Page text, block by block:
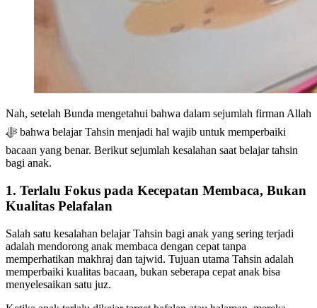
Nah, setelah Bunda mengetahui bahwa dalam sejumlah firman Allah
ﷻ bahwa belajar Tahsin menjadi hal wajib untuk memperbaiki
bacaan yang benar. Berikut sejumlah kesalahan saat belajar tahsin
bagi anak.
1. Terlalu Fokus pada Kecepatan Membaca, Bukan
Kualitas Pelafalan
Salah satu kesalahan belajar Tahsin bagi anak yang sering terjadi
adalah mendorong anak membaca dengan cepat tanpa
memperhatikan makhraj dan tajwid. Tujuan utama Tahsin adalah
memperbaiki kualitas bacaan, bukan seberapa cepat anak bisa
menyelesaikan satu juz.